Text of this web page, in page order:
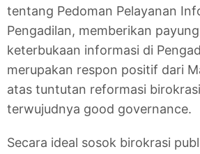
tentang Pedoman Pelayanan
Pengadilan, memberikan
keterbukaan informasi di
merupakan respon positif dari
atas tuntutan reformasi
terwujudnya good governance.
Secara ideal sosok birokrasi